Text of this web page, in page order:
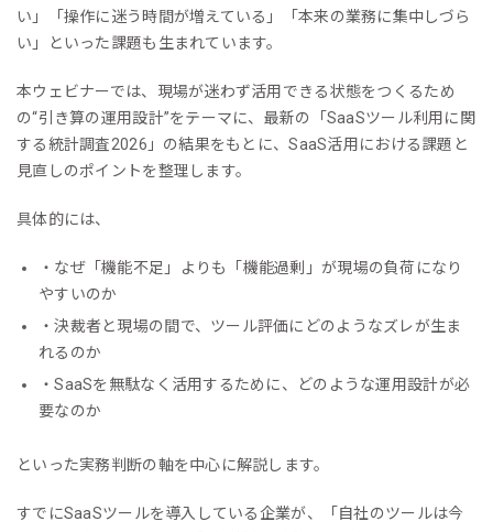
い」「操作に迷う時間が増えている」「本来の業務に集中しづら
い」といった課題も生まれています。
本ウェビナーでは、現場が迷わず活用できる状態をつくるため
の“引き算の運用設計”をテーマに、最新の「SaaSツール利用に関
する統計調査2026」の結果をもとに、SaaS活用における課題と
見直しのポイントを整理します。
具体的には、
・なぜ「機能不足」よりも「機能過剰」が現場の負荷になり
やすいのか
・決裁者と現場の間で、ツール評価にどのようなズレが生ま
れるのか
・SaaSを無駄なく活用するために、どのような運用設計が必
要なのか
といった実務判断の軸を中心に解説します。
すでにSaaSツールを導入している企業が、「自社のツールは今